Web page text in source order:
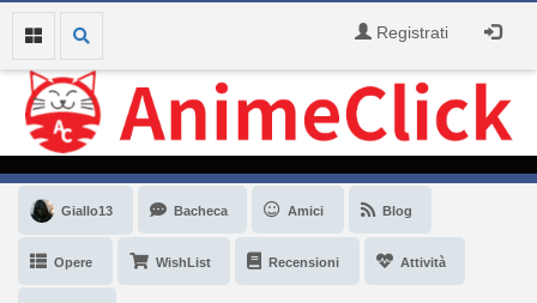
Registrati
Giallo13 Bacheca Amici Blog
Opere WishList Recensioni Attività